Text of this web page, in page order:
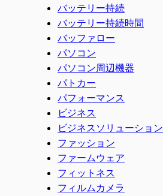
バッテリー持続
バッテリー持続時間
バッファロー
パソコン
パソコン周辺機器
パトカー
パフォーマンス
ビジネス
ビジネスソリューション
ファッション
ファームウェア
フィットネス
フィルムカメラ